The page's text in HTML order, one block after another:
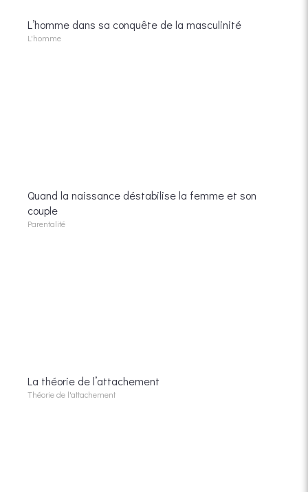
L’homme dans sa conquête de la masculinité
L'homme
Quand la naissance déstabilise la femme et son
couple
Parentalité
La théorie de l’attachement
Théorie de l'attachement